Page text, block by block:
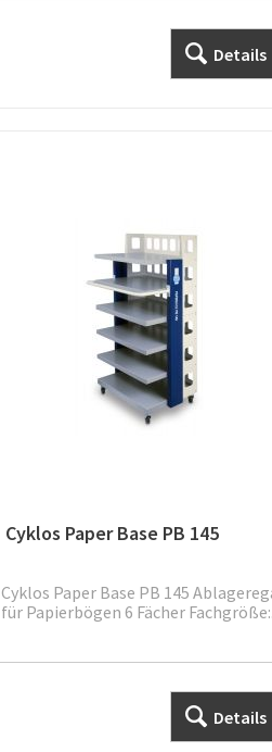
Details
Cyklos Paper Base PB 145
Cyklos Paper Base PB 145
für Papierbögen 6 Fächer
Details